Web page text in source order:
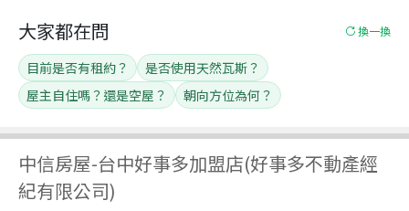
中信房屋-台中好事多加盟店(好事多不動產經
紀有限公司)
大家都在問 換一換
目前是否有租約？
是否使用天然瓦斯？
屋主自住嗎？還是空屋？
朝向方位為何？